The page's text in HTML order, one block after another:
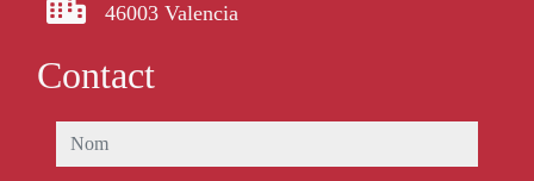
46003 Valencia
Contact
nom